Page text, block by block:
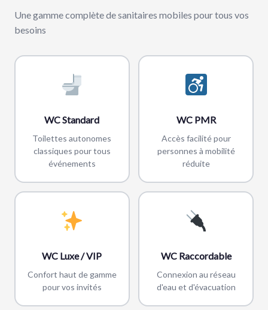
Une gamme complète de sanitaires mobiles pour tous vos
besoins
WC Standard
Toilettes autonomes
classiques pour tous
événements
WC PMR
Accès facilité pour
personnes à mobilité
réduite
WC Luxe / VIP
Confort haut de gamme
pour vos invités
WC Raccordable
Connexion au réseau
d'eau et d'évacuation